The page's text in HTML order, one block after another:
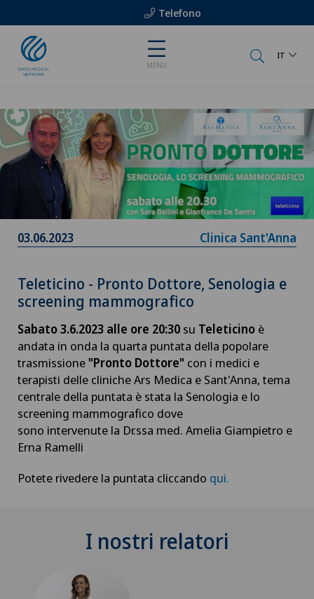
Telefono
MENU
IT
03.06.2023 Clinica Sant'Anna
Teleticino - Pronto Dottore, Senologia e
screening mammografico
Sabato 3.6.2023 alle ore 20:30 su Teleticino è
andata in onda la quarta puntata della popolare
trasmissione"Pronto Dottore" con i medici e
terapisti delle cliniche Ars Medica e Sant'Anna, tema
centrale della puntata è stata la Senologia e lo
screening mammografico dove
sono intervenute la Dr.ssa med. Amelia Giampietro e
Erna Ramelli
Potete rivedere la puntata cliccando qui.
I nostri relatori